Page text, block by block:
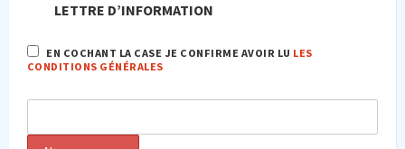
LETTRE D’INFORMATION
EN COCHANT LA CASE JE CONFIRME AVOIR LU LES
CONDITIONS GÉNÉRALES